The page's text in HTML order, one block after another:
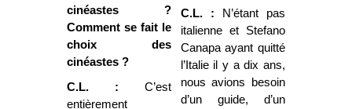
cinéastes ?
Comment se fait le
choix des
cinéastes ?
C.L. : C’est
entièrement
C.L. : N’étant pas
italienne et Stefano
Canapa ayant quitté
l’Italie il y a dix ans,
nous avions besoin
d’un guide, d’un